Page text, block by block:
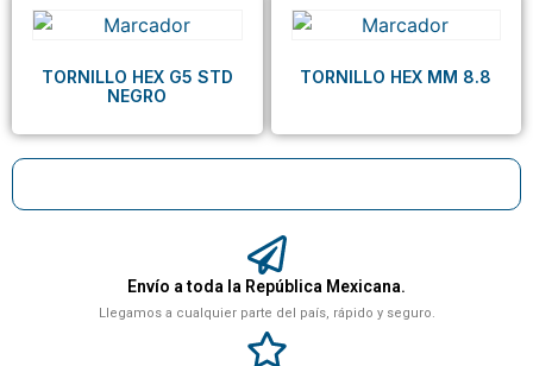
Envío a toda la República Mexicana.
Llegamos a cualquier parte del país, rápido y seguro.
TORNILLO HEX G5 STD
NEGRO
TORNILLO HEX MM 8.8